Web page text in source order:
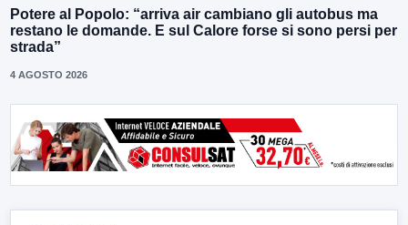
Potere al Popolo: “arriva air cambiano gli autobus ma
restano le domande. E sul Calore forse si sono persi per
strada”
4 AGOSTO 2026